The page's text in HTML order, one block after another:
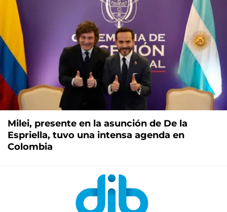
Milei, presente en la asunción de De la
Espriella, tuvo una intensa agenda en
Colombia